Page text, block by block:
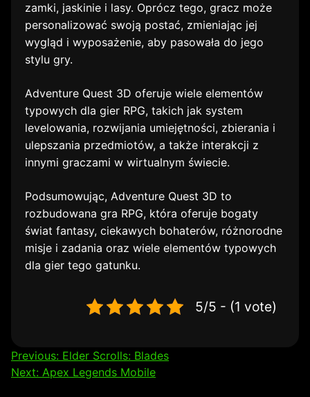
zamki, jaskinie i lasy. Oprócz tego, gracz może
personalizować swoją postać, zmieniając jej
wygląd i wyposażenie, aby pasowała do jego
stylu gry.
Adventure Quest 3D oferuje wiele elementów
typowych dla gier RPG, takich jak system
levelowania, rozwijania umiejętności, zbierania i
ulepszania przedmiotów, a także interakcji z
innymi graczami w wirtualnym świecie.
Podsumowując, Adventure Quest 3D to
rozbudowana gra RPG, która oferuje bogaty
świat fantasy, ciekawych bohaterów, różnorodne
misje i zadania oraz wiele elementów typowych
dla gier tego gatunku.
5/5 - (1 vote)
Nawigacja
wpisu
Previous: Elder Scrolls: Blades
Next: Apex Legends Mobile